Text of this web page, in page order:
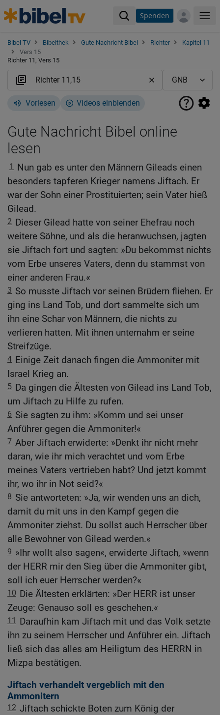
Spenden
Bibel TV Bibelthek Gute Nachricht Bibel Richter
Kapitel 11
Vers 15
Richter 11, Vers 15
Vorlesen Videos einblenden
Gute Nachricht Bibel online
lesen
1 Nun gab es unter den Männern Gileads einen
besonders tapferen Krieger namens Jiftach. Er
war der Sohn einer Prostituierten; sein Vater hieß
Gilead.
2 Dieser Gilead hatte von seiner Ehefrau noch
weitere Söhne, und als die heranwuchsen, jagten
sie Jiftach fort und sagten: »Du bekommst nichts
vom Erbe unseres Vaters, denn du stammst von
einer anderen Frau.«
3 So musste Jiftach vor seinen Brüdern fliehen. Er
ging ins Land Tob, und dort sammelte sich um
ihn eine Schar von Männern, die nichts zu
verlieren hatten. Mit ihnen unternahm er seine
Streifzüge.
4 Einige Zeit danach fingen die Ammoniter mit
Israel Krieg an.
5 Da gingen die Ältesten von Gilead ins Land Tob,
um Jiftach zu Hilfe zu rufen.
6 Sie sagten zu ihm: »Komm und sei unser
Anführer gegen die Ammoniter!«
7 Aber Jiftach erwiderte: »Denkt ihr nicht mehr
daran, wie ihr mich verachtet und vom Erbe
meines Vaters vertrieben habt? Und jetzt kommt
ihr, wo ihr in Not seid?«
8 Sie antworteten: »Ja, wir wenden uns an dich,
damit du mit uns in den Kampf gegen die
Ammoniter ziehst. Du sollst auch Herrscher über
alle Bewohner von Gilead werden.«
9 »Ihr wollt also sagen«, erwiderte Jiftach, »wenn
der HERR mir den Sieg über die Ammoniter gibt,
soll ich euer Herrscher werden?«
10 Die Ältesten erklärten: »Der HERR ist unser
Zeuge: Genauso soll es geschehen.«
11 Daraufhin kam Jiftach mit und das Volk setzte
ihn zu seinem Herrscher und Anführer ein. Jiftach
ließ sich das alles am Heiligtum des HERRN in
Mizpa bestätigen.
Jiftach verhandelt vergeblich mit den
Ammonitern
12 Jiftach schickte Boten zum König der